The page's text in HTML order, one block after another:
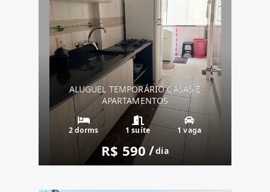
ALUGUEL TEMPORÁRIO CASAS E
APARTAMENTOS
2 dorms 1 suíte 1 vaga
R$ 590/dia